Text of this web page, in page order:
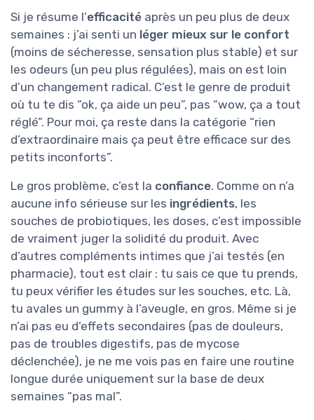
Si je résume l’efficacité après un peu plus de deux
semaines : j’ai senti un léger mieux sur le confort
(moins de sécheresse, sensation plus stable) et sur
les odeurs (un peu plus régulées), mais on est loin
d’un changement radical. C’est le genre de produit
où tu te dis “ok, ça aide un peu”, pas “wow, ça a tout
réglé”. Pour moi, ça reste dans la catégorie “rien
d’extraordinaire mais ça peut être efficace sur des
petits inconforts”.
Le gros problème, c’est la confiance. Comme on n’a
aucune info sérieuse sur les ingrédients, les
souches de probiotiques, les doses, c’est impossible
de vraiment juger la solidité du produit. Avec
d’autres compléments intimes que j’ai testés (en
pharmacie), tout est clair : tu sais ce que tu prends,
tu peux vérifier les études sur les souches, etc. Là,
tu avales un gummy à l’aveugle, en gros. Même si je
n’ai pas eu d’effets secondaires (pas de douleurs,
pas de troubles digestifs, pas de mycose
déclenchée), je ne me vois pas en faire une routine
longue durée uniquement sur la base de deux
semaines “pas mal”.